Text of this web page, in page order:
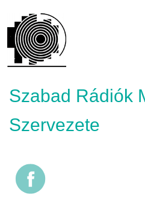
Szabad Rádiók
Szervezete